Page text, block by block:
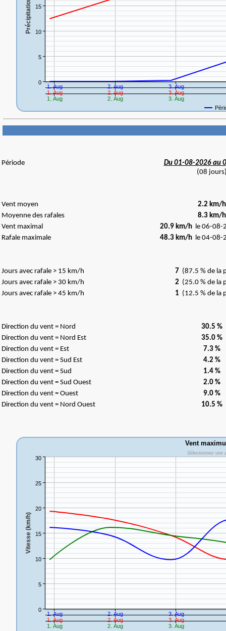
Période
Du 01-08-2026 au
(08
Vent moyen
2.2 km/h
Moyenne des rafales
8.3 km/h
Vent maximal
20.9 km/hle 06-08-
Rafale maximale
48.3 km/hle 04-08-
Jours avec rafale > 15 km/h 7 (87.5 % de la
Jours avec rafale > 30 km/h
2 (25.0 % de la
Jours avec rafale > 45 km/h
1 (12.5 % de la
Direction du vent = Nord
30.5 %
Direction du vent = Nord Est
35.0 %
Direction du vent = Est
7.3 %
Direction du vent = Sud Est
4.2 %
Direction du vent = Sud
1.4 %
Direction du vent = Sud Ouest
2.0 %
Direction du vent = Ouest
9.0 %
Direction du vent = Nord Ouest
10.5 %